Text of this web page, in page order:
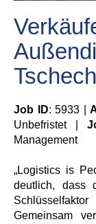
Job ID: 5933 |
Unbefristet |
Management
„Logistics is
deutlich, dass
Gemeinsam